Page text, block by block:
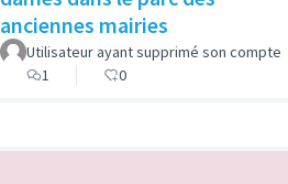
anciennes mairies
Utilisateur ayant supprimé son compte
1
0